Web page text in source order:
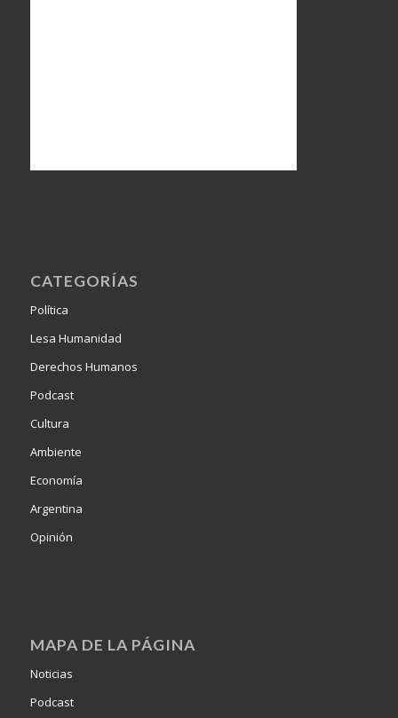
CATEGORÍAS
Política
Lesa Humanidad
Derechos Humanos
Podcast
Cultura
Ambiente
Economía
Argentina
Opinión
MAPA DE LA PÁGINA
Noticias
Podcast